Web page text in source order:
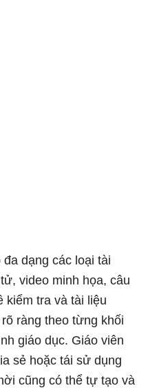
dạng các loại tài
video minh họa, câu
kiểm tra và tài liệu
ràng theo từng khối
giáo dục. Giáo viên
sẻ hoặc tái sử dụng
cũng có thể tự tạo và